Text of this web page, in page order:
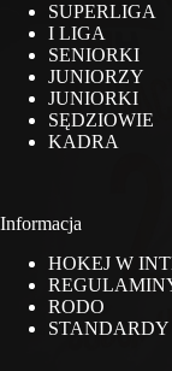
SUPERLIGA
I LIGA
SENIORKI
JUNIORZY
JUNIORKI
SĘDZIOWIE
KADRA
Informacja
HOKEJ W
RODO